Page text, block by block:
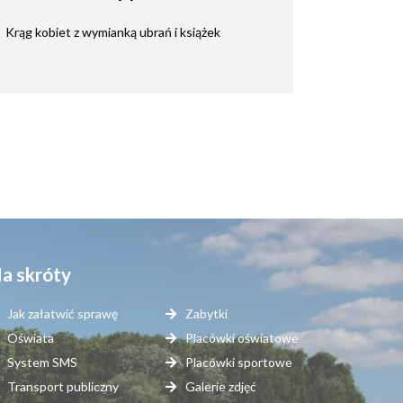
Krąg kobiet z wymianką ubrań i książek
skróty
Jak załatwić sprawę
Oświata
System SMS
Transport publiczny
Zabytki
Placówki oświatowe
Placówki sportowe
Galerie zdjęć